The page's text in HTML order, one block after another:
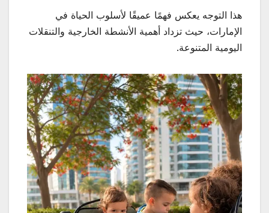
هذا التوجه يعكس فهمًا عميقًا لأسلوب الحياة في
الإمارات، حيث تزداد أهمية الأنشطة الخارجية والتنقلات
اليومية المتنوعة.